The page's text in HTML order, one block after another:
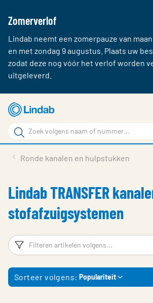
Zomerverlof
Lindab neemt een zomerpauze van
en met zondag 9 augustus. Plaats uw
zodat deze nog vóór het verlof worden
uitgeleverd.
naar
hoofdinhoud
Zoek
Zoek
Contact
Inloggen
Choose languge
Ronde kanalen en hulpstukken
Lindab TRANSFER
stofafzuigsystemen
Filters
Sorteer volgens: Populariteit